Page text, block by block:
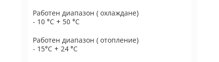
Работен диапазон ( охлаждане)
- 10 °C + 50 °C
Работен диапазон ( отопление)
- 15°C + 24 °C